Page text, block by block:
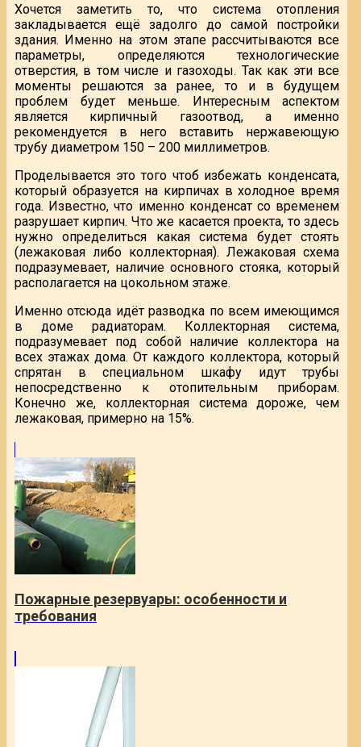
Хочется заметить то, что система отопления
закладывается ещё задолго до самой постройки
здания. Именно на этом этапе рассчитываются все
параметры, определяются технологические
отверстия, в том числе и газоходы. Так как эти все
моменты решаются за ранее, то и в будущем
проблем будет меньше. Интересным аспектом
является кирпичный газоотвод, а именно
рекомендуется в него вставить нержавеющую
трубу диаметром 150 – 200 миллиметров.
Проделывается это того чтоб избежать конденсата,
который образуется на кирпичах в холодное время
года. Известно, что именно конденсат со временем
разрушает кирпич. Что же касается проекта, то здесь
нужно определиться какая система будет стоять
(лежаковая либо коллекторная). Лежаковая схема
подразумевает, наличие основного стояка, который
располагается на цокольном этаже.
Именно отсюда идёт разводка по всем имеющимся
в доме радиаторам. Коллекторная система,
подразумевает под собой наличие коллектора на
всех этажах дома. От каждого коллектора, который
спрятан в специальном шкафу идут трубы
непосредственно к отопительным приборам.
Конечно же, коллекторная система дороже, чем
лежаковая, примерно на 15%.
Пожарные резервуары: особенности и
требования